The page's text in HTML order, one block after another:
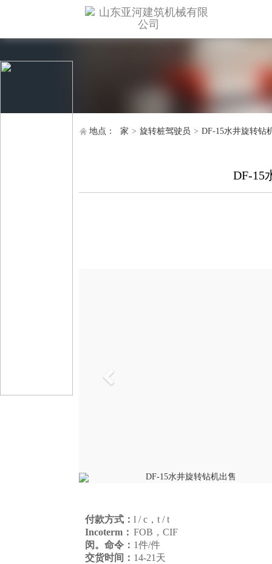
地点： 家 > 旋转桩驾驶员 > DF-15水井旋转钻
DF-15
付款方式： l / c，t / t
Incoterm： FOB，CIF
闵。命令： 1件/件
交货时间： 14-21天